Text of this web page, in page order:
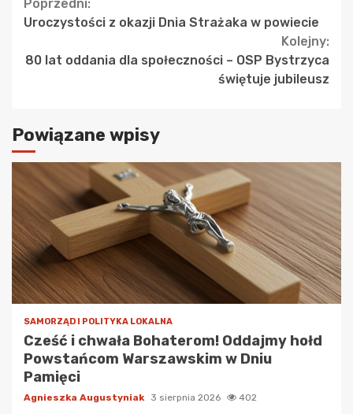
Continue
Poprzedni:
Uroczystości z okazji Dnia Strażaka w powiecie
Kolejny:
80 lat oddania dla społeczności – OSP Bystrzyca
świętuje jubileusz
Powiązane wpisy
SAMORZĄD I POLITYKA LOKALNA
Cześć i chwała Bohaterom! Oddajmy hołd
Powstańcom Warszawskim w Dniu
Pamięci
Agnieszka Augustyniak 3 sierpnia 2026 402